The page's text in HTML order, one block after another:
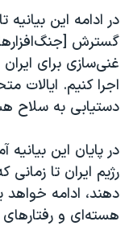
سفر پرزیدنت ترامپ
در ادامه این
گسترش
غنی‌سازی برای
اجرا کنیم. ایالات
دستیابی به سلاح
در پایان این
رژیم ایران تا
دهند، ادامه خواهد
هسته‌‌ای و رفتارهای